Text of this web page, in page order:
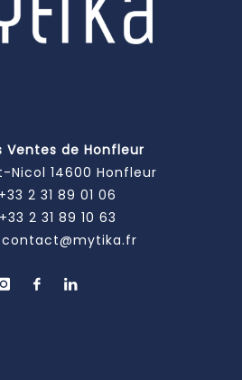
Ventes de Honfleur
Nicol 14600 Honfleur
+33 2 31 89 01 06
2 31 89 10 63
contact@mytika.fr